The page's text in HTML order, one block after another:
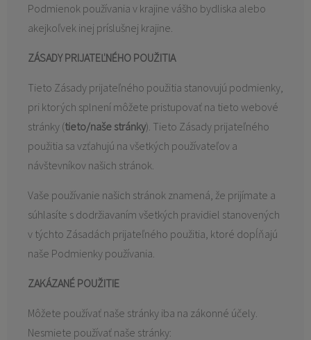
Podmienok používania v krajine vášho bydliska alebo
akejkoľvek inej príslušnej krajine.
ZÁSADY PRIJATEĽNÉHO POUŽITIA
Tieto Zásady prijateľného použitia stanovujú podmienky,
pri ktorých splnení môžete pristupovať na tieto webové
stránky (tieto/naše stránky). Tieto Zásady prijateľného
použitia sa vzťahujú na všetkých používateľov a
návštevníkov našich stránok.
Vaše používanie našich stránok znamená, že prijímate a
súhlasíte s dodržiavaním všetkých pravidiel stanovených
v týchto Zásadách prijateľného použitia, ktoré dopĺňajú
naše Podmienky používania.
ZAKÁZANÉ POUŽITIE
Môžete používať naše stránky iba na zákonné účely.
Nesmiete používať naše stránky: